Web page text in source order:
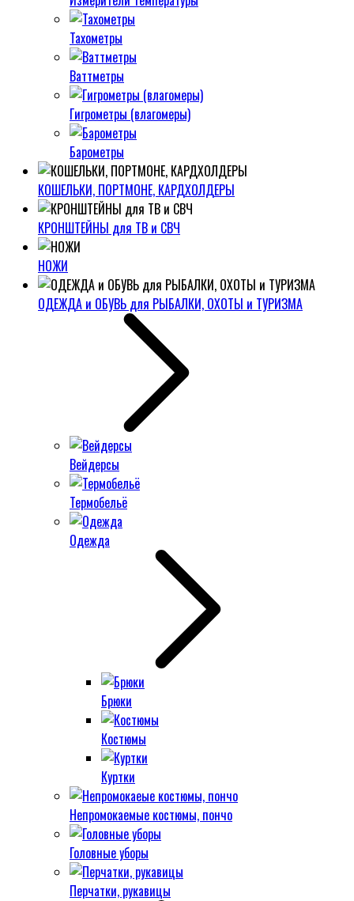
Тахометры
Ваттметры
Гигрометры (влагомеры)
Барометры
КОШЕЛЬКИ, ПОРТМОНЕ, КАРДХОЛДЕРЫ
КРОНШТЕЙНЫ для ТВ и СВЧ
НОЖИ
ОДЕЖДА и ОБУВЬ для РЫБАЛКИ, ОХОТЫ и ТУРИЗМА
Вейдерсы
Термобельё
Одежда
Брюки
Костюмы
Куртки
Непромокаемые костюмы, пончо
Головные уборы
Перчатки, рукавицы